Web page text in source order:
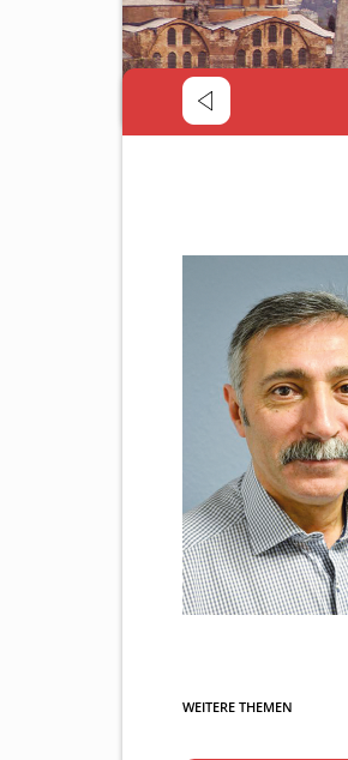
WEITERE THEMEN